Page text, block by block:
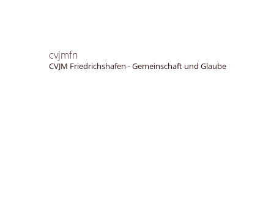
cvjmfn
CVJM Friedrichshafen - Gemeinschaft und Glaube